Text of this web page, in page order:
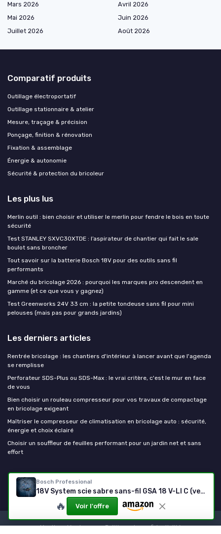
Bosch Professional
18V System scie sabre sans-fil GSA 18 V-LI C (version Compact, avec 3 lames de scie sabre, L-BOXX) sans batteries/chargeur en L-BOXX incl - 3x lame de scie
🔥 Voir l'offre
Mars 2026
Avril 2026
Mai 2026
Juin 2026
Juillet 2026
Août 2026
Comparatif produits
Outillage électroportatif
Outillage stationnaire & atelier
Mesure, traçage & précision
Ponçage, finition & rénovation
Fixation & assemblage
Énergie & autonomie
Sécurité & protection du bricoleur
Les plus lus
Merlin outil : bien choisir et utiliser le merlin pour fendre le bois en toute
sécurité
Test STANLEY SXVC30XTDE : l’aspirateur de chantier qui fait le sale
boulot sans broncher
Tout savoir sur la batterie Bosch 18V pour des outils sans fil
performants
Marché du bricolage 2026 : pourquoi les marques pro descendent en
gamme (et ce que vous y gagnez)
Test Greenworks 24V 33 cm : la petite tondeuse sans fil pour mini
pelouses (mais pas pour grands jardins)
Les derniers articles
Rentrée bricolage : les chantiers d'intérieur à lancer avant que l'agenda
se remplisse
Perforateur SDS-Plus ou SDS-Max : le vrai critère, c'est le mur en face
de vous
Bien choisir un rouleau compresseur pour vos travaux de compactage
en bricolage exigeant
Maîtriser le compresseur de climatisation en bricolage auto : sécurité,
énergie et choix éclairé
Choisir un souffleur de feuilles performant pour un jardin net et sans
effort
Outils De Bricolage
Mentions légales Politique de confidentialité